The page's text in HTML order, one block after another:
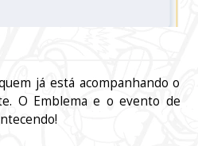
já está acompanhando o
O Emblema e o evento de